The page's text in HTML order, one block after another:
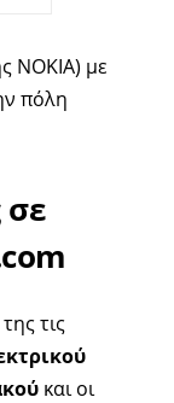
NOKIA) με
πόλη
σε
τις
και οι